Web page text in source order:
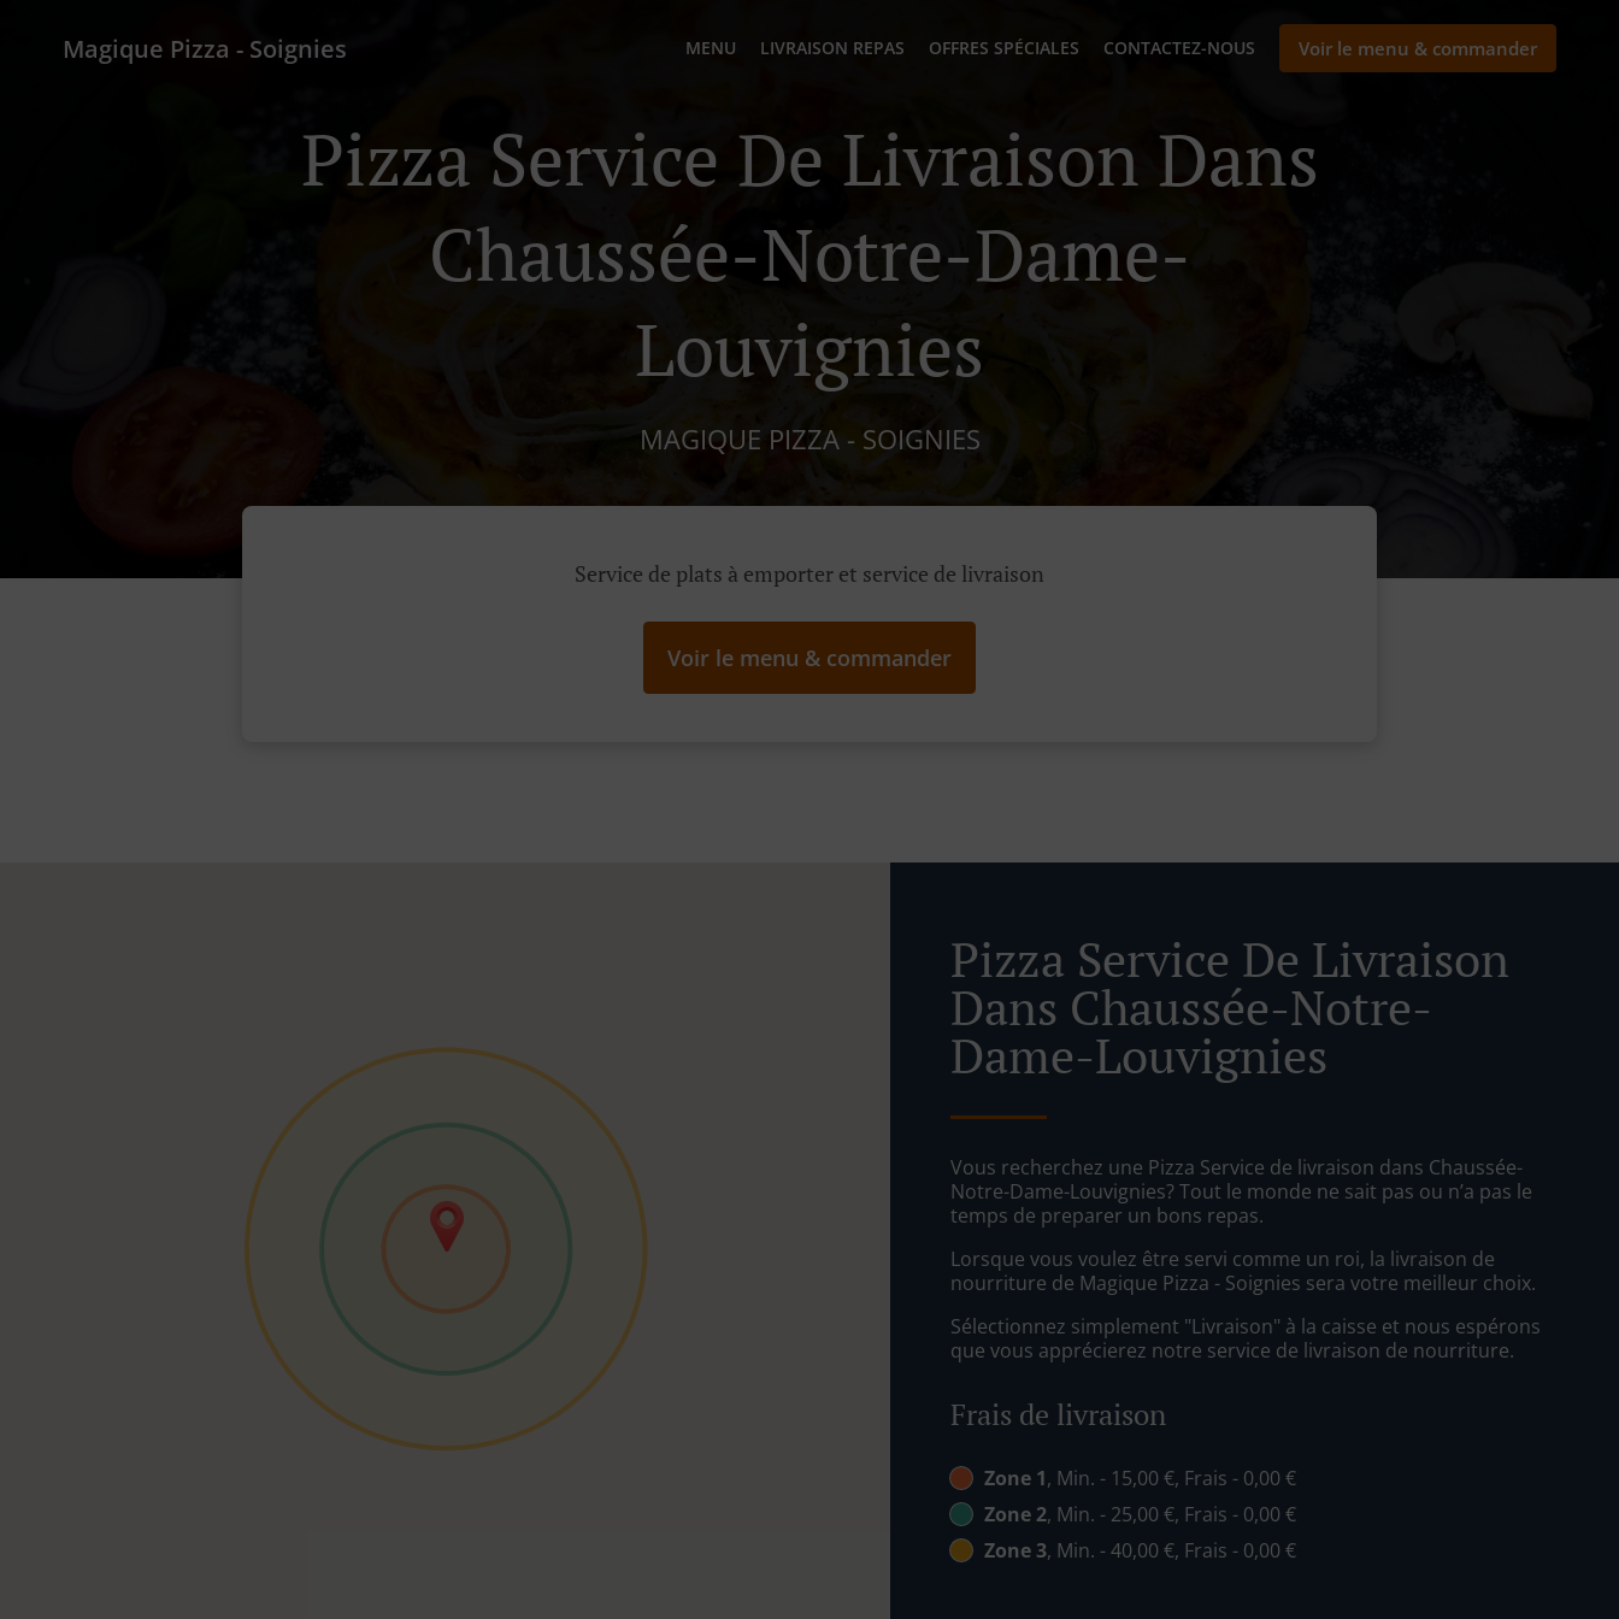
Magique Pizza - Soignies MENU LIVRAISON REPAS OFFRES SPÉCIALES CONTACTEZ-NOUS Voir le menu & commander
Pizza Service De Livraison Dans
Chaussée-Notre-Dame-
Louvignies
MAGIQUE PIZZA - SOIGNIES
Service de plats à emporter et service de livraison
Voir le menu & commander
Pizza Service De Livraison
Dans Chaussée-Notre-
Dame-Louvignies
Vous recherchez une Pizza Service de livraison dans Chaussée-
Notre-Dame-Louvignies? Tout le monde ne sait pas ou n’a pas le
temps de preparer un bons repas.
Lorsque vous voulez être servi comme un roi, la livraison de
nourriture de Magique Pizza - Soignies sera votre meilleur choix.
Sélectionnez simplement "Livraison" à la caisse et nous espérons
que vous apprécierez notre service de livraison de nourriture.
Frais de livraison
Zone 1, Min. - 15,00 €, Frais - 0,00 €
Zone 2, Min. - 25,00 €, Frais - 0,00 €
Zone 3, Min. - 40,00 €, Frais - 0,00 €